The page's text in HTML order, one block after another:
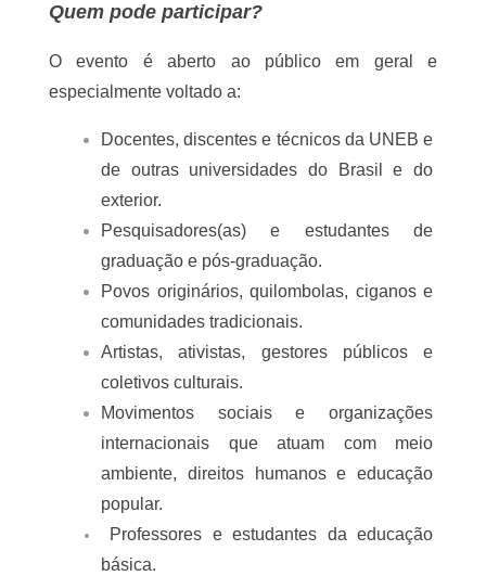
universidades e territórios.
epistemológicos da convivência
multiespécie em escala global.
socioambiental, da hospitalidade e das
educação, turismo comunitário e
Quem pode participar?
O evento é aberto ao público em geral e